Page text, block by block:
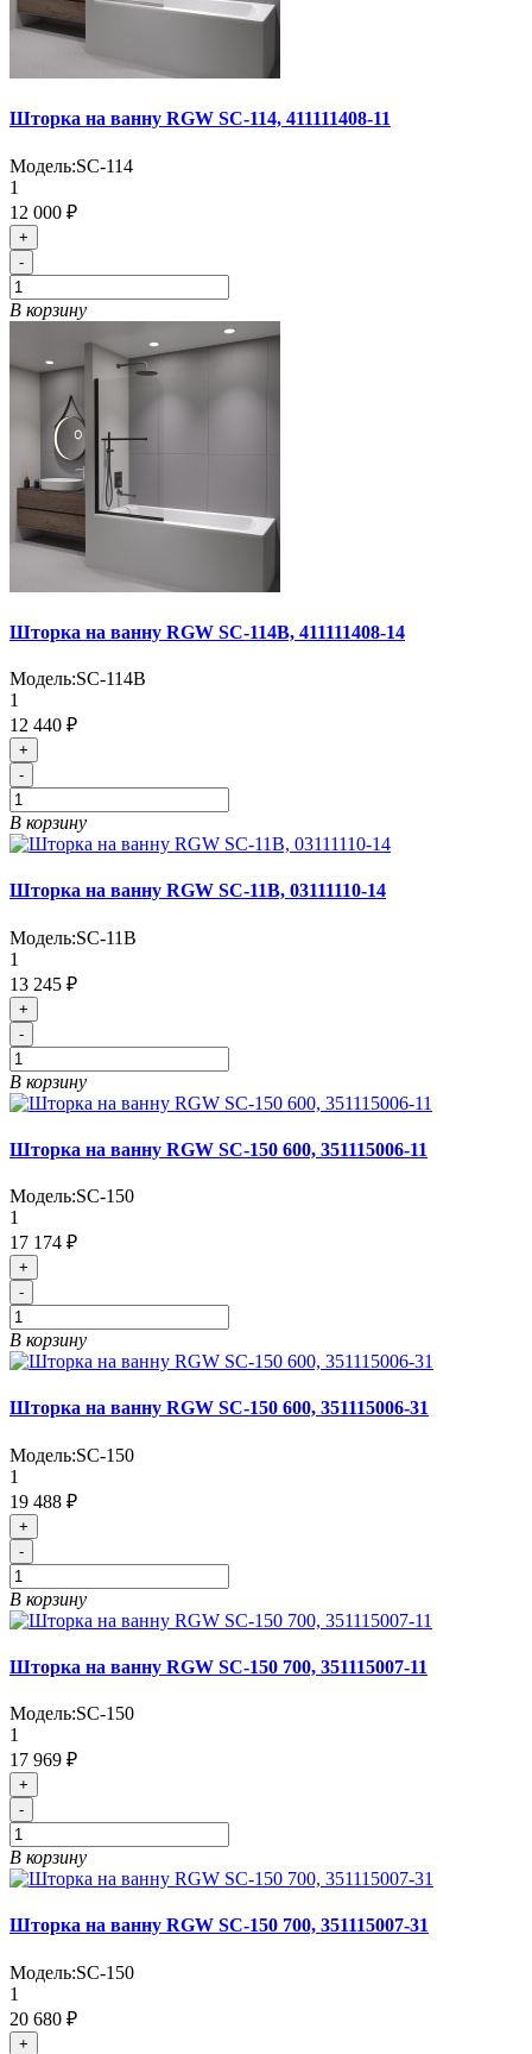
Шторка на ванну RGW SC-114, 411111408-11
Модель:SC-114
1
12 000 ₽
+
-
В корзину
Шторка на ванну RGW SC-114B, 411111408-14
Модель:SC-114B
1
12 440 ₽
+
-
В корзину
Шторка на ванну RGW SC-11B, 03111110-14
Модель:SC-11B
1
13 245 ₽
+
-
В корзину
Шторка на ванну RGW SC-150 600, 351115006-11
Модель:SC-150
1
17 174 ₽
+
-
В корзину
Шторка на ванну RGW SC-150 600, 351115006-31
Модель:SC-150
1
19 488 ₽
+
-
В корзину
Шторка на ванну RGW SC-150 700, 351115007-11
Модель:SC-150
1
17 969 ₽
+
-
В корзину
Шторка на ванну RGW SC-150 700, 351115007-31
Модель:SC-150
1
20 680 ₽
+